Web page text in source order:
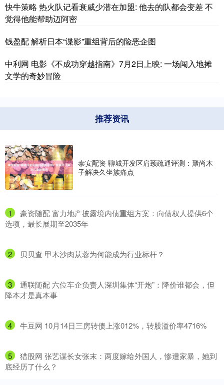
快牛策略 热火队记看衰威少潜在加盟: 他去的队都会变差 不
觉得他能帮助迈阿密
钱盈配 解析日本“谍影”重组背后的险恶企图
中利网 电影《不成功穿越指南》7月2日上映: 一场闯入地摊
文学的奇妙冒险
推荐资讯
泰安配资 聊城开发区肩颈疏通评测：聚尚木
子解决久坐族痛点
1
​豪资随配 富力地产披露境内债重组方案：向债权人提供6个
选项，最长展期至2035年
2 ​贝贝查 甲木沙肉苁蓉为何能成为行业标杆？
3
​通联随配 六位车企负责人深圳集体“开炮”：降价谁都会，但
降本才是真本事
4 ​牛豆网 10月14日三房转债上涨012%，转股溢价率4716%
5
​猎股网 张艺谋长女张末：两度嫁给外国人，惨遭家暴，她到
底经历了什么？